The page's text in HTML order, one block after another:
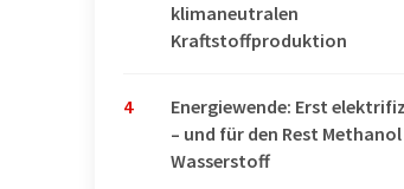
klimaneutralen
Kraftstoffproduktion
4
Energiewende: Erst
– und für den Rest
Wasserstoff